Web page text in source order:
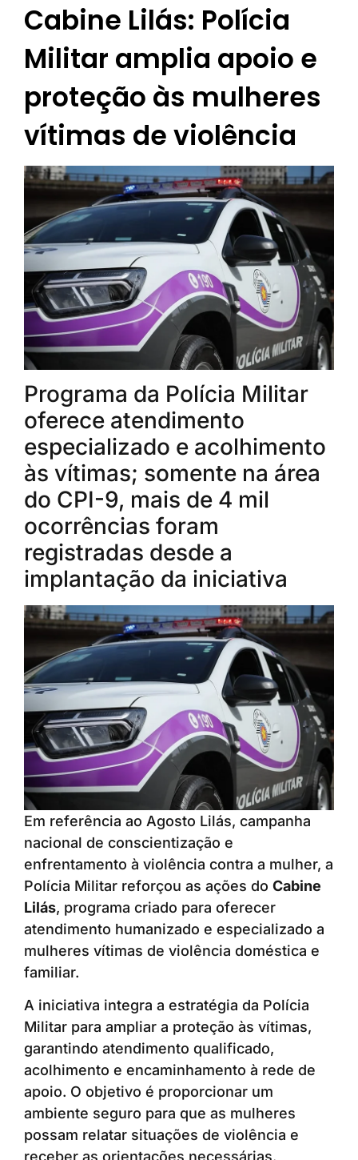
Cabine Lilás: Polícia
Militar amplia apoio e
proteção às mulheres
vítimas de violência
Programa da Polícia Militar
oferece atendimento
especializado e acolhimento
às vítimas; somente na área
do CPI-9, mais de 4 mil
ocorrências foram
registradas desde a
implantação da iniciativa
Em referência ao Agosto Lilás, campanha
nacional de conscientização e
enfrentamento à violência contra a mulher, a
Polícia Militar reforçou as ações do Cabine
Lilás, programa criado para oferecer
atendimento humanizado e especializado a
mulheres vítimas de violência doméstica e
familiar.
A iniciativa integra a estratégia da Polícia
Militar para ampliar a proteção às vítimas,
garantindo atendimento qualificado,
acolhimento e encaminhamento à rede de
apoio. O objetivo é proporcionar um
ambiente seguro para que as mulheres
possam relatar situações de violência e